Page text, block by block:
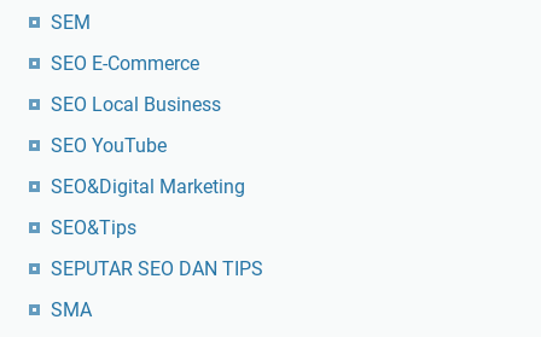
SEM
SEO E-Commerce
SEO Local Business
SEO YouTube
SEO&Digital Marketing
SEO&Tips
SEPUTAR SEO DAN TIPS
SMA